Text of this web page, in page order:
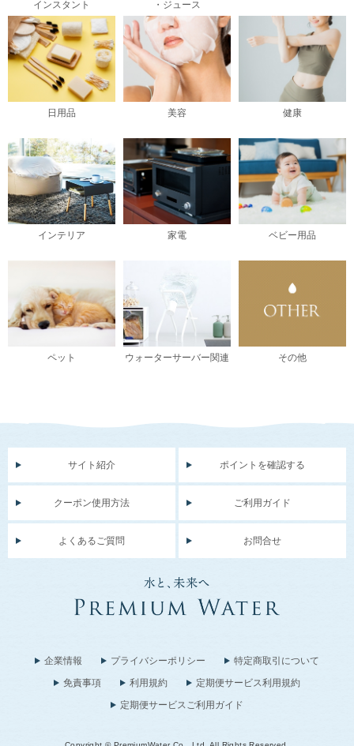
インスタント
・ジュース
日用品 美容 健康
インテリア 家電 ベビー用品
ペット ウォーターサーバー関連 その他
サイト紹介 ポイントを確認する
クーポン使用方法 ご利用ガイド
よくあるご質問 お問合せ
企業情報 プライバシーポリシー
特定商取引について
免責事項
利用規約
定期便サービス利用規約
定期便サービスご利用ガイド